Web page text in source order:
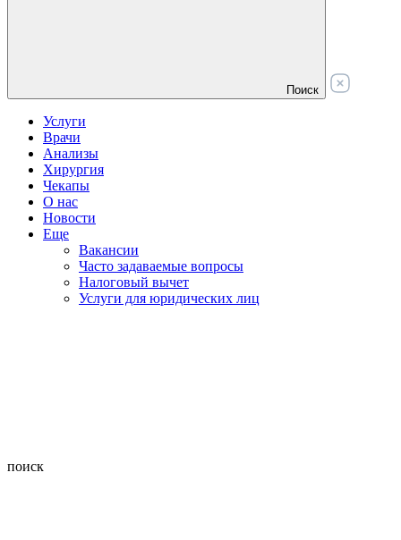
Поиск
Услуги
Врачи
Анализы
Хирургия
Чекапы
О нас
Новости
Еще
Вакансии
Часто задаваемые вопросы
Налоговый вычет
Услуги для юридических лиц
поиск